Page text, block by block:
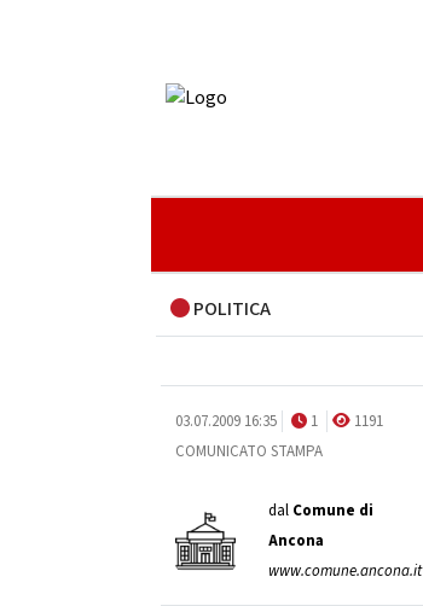
POLITICA
03.07.2009 16:35 1
1191
COMUNICATO STAMPA
dal Comune di
Ancona
www.comune.ancona.it